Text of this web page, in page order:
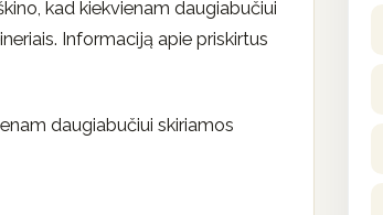
kad kiekvienam daugiabučiui
Informaciją apie priskirtus
daugiabučiui skiriamos